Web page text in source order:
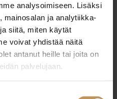
analysoimiseen. Lisäksi
mainosalan ja analytiikka-
siitä, miten käytät
voivat yhdistää näitä
antanut heille tai joita on
palvelujaan.
kentät